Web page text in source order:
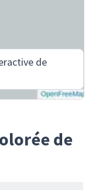
de
de